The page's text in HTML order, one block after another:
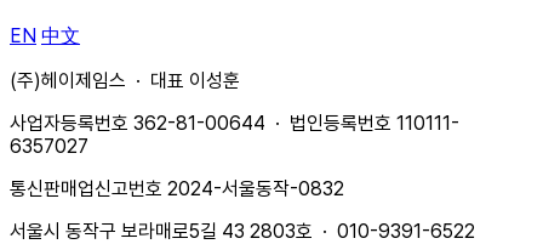
EN 中文
(주)헤이제임스 · 대표 이성훈
사업자등록번호 362-81-00644 · 법인등록번호 110111-
6357027
통신판매업신고번호 2024-서울동작-0832
서울시 동작구 보라매로5길 43 2803호 · 010-9391-6522